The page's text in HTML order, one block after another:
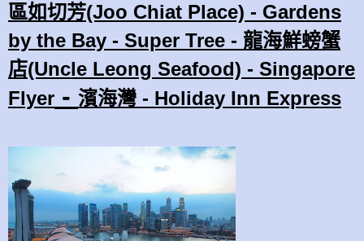
區如切芳(Joo Chiat Place) - Gardens
by the Bay - Super Tree - 龍海鮮螃蟹
店(Uncle Leong Seafood) - Singapore
Flyer - 濱海灣 - Holiday Inn Express